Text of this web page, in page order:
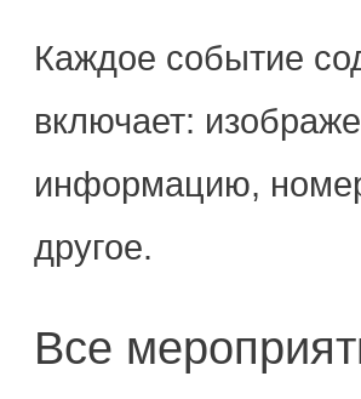
Каждое событие
включает:
информацию,
другое.
Все